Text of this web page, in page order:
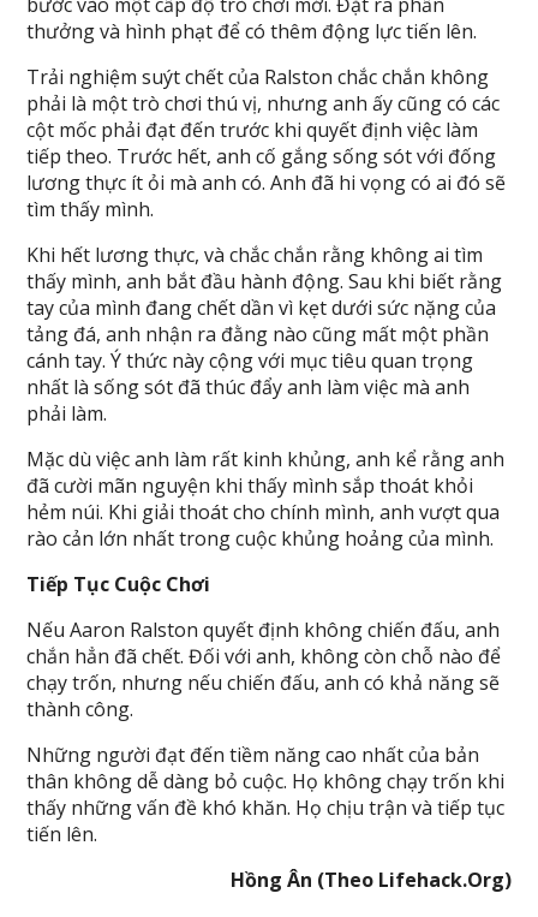
thưởng và hình phạt để có thêm động lực tiến lên.
Trải nghiệm suýt chết của Ralston chắc chắn không
phải là một trò chơi thú vị, nhưng anh ấy cũng có các
cột mốc phải đạt đến trước khi quyết định việc làm
tiếp theo. Trước hết, anh cố gắng sống sót với đống
lương thực ít ỏi mà anh có. Anh đã hi vọng có ai đó sẽ
tìm thấy mình.
Khi hết lương thực, và chắc chắn rằng không ai tìm
thấy mình, anh bắt đầu hành động. Sau khi biết rằng
tay của mình đang chết dần vì kẹt dưới sức nặng của
tảng đá, anh nhận ra đằng nào cũng mất một phần
cánh tay. Ý thức này cộng với mục tiêu quan trọng
nhất là sống sót đã thúc đẩy anh làm việc mà anh
phải làm.
Mặc dù việc anh làm rất kinh khủng, anh kể rằng anh
đã cười mãn nguyện khi thấy mình sắp thoát khỏi
hẻm núi. Khi giải thoát cho chính mình, anh vượt qua
rào cản lớn nhất trong cuộc khủng hoảng của mình.
Tiếp Tục Cuộc Chơi
Nếu Aaron Ralston quyết định không chiến đấu, anh
chắn hẳn đã chết. Đối với anh, không còn chỗ nào để
chạy trốn, nhưng nếu chiến đấu, anh có khả năng sẽ
thành công.
Những người đạt đến tiềm năng cao nhất của bản
thân không dễ dàng bỏ cuộc. Họ không chạy trốn khi
thấy những vấn đề khó khăn. Họ chịu trận và tiếp tục
tiến lên.
Hồng Ân (Theo Lifehack.Org)